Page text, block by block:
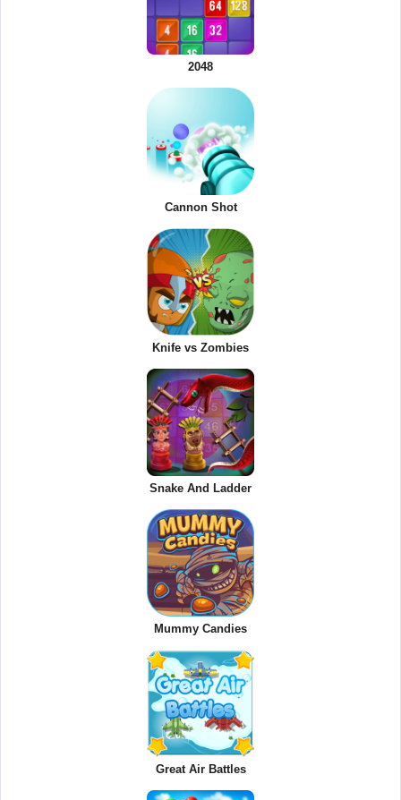
2048
Cannon Shot
Knife vs Zombies
Snake And Ladder
Mummy Candies
Great Air Battles